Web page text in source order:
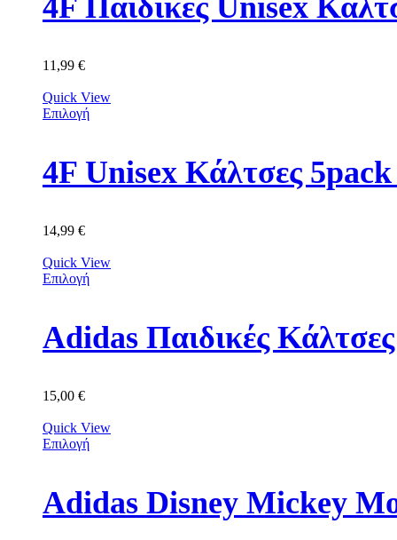
4F Παιδικές Unisex
11,99 €
Quick View
Επιλογή
4F Unisex Κάλτσες
14,99 €
Quick View
Επιλογή
Adidas Παιδικές
15,00 €
Quick View
Επιλογή
Adidas Disney Mickey